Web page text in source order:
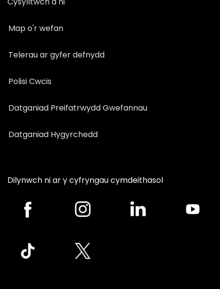
Map o'r wefan
Telerau ar gyfer defnydd
Polisi Cwcis
Datganiad Preifatrwydd Gwefannau
Datganiad Hygyrchedd
Dilynwch ni ar y cyfryngau cymdeithasol